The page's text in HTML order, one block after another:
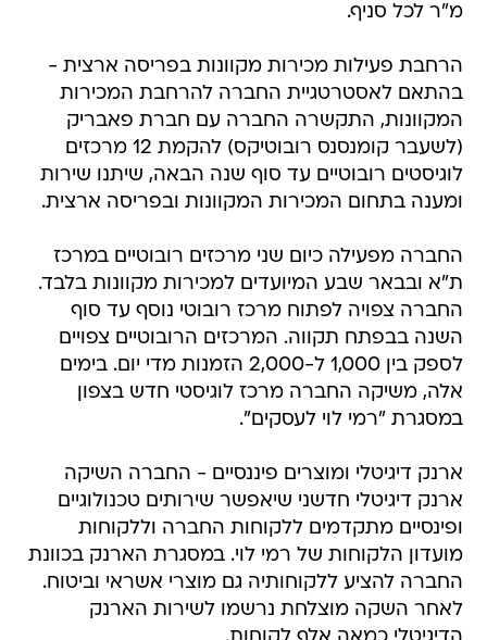
מ"ר לכל סניף.
הרחבת פעילות מכירות מקוונות בפריסה ארצית -
בהתאם לאסטרטגיית החברה להרחבת המכירות
המקוונות, התקשרה החברה עם חברת פאבריק
(לשעבר קומנסנס רובוטיקס) להקמת 12 מרכזים
לוגיסטים רובוטיים עד סוף שנה הבאה, שיתנו שירות
ומענה בתחום המכירות המקוונות ובפריסה ארצית.
החברה מפעילה כיום שני מרכזים רובוטיים במרכז
ת"א ובבאר שבע המיועדים למכירות מקוונות בלבד.
החברה צפויה לפתוח מרכז רובוטי נוסף עד סוף
השנה בבפתח תקווה. המרכזים הרובוטיים צפויים
לספק בין 1,000 ל-2,000 הזמנות מדי יום. בימים
אלה, משיקה החברה מרכז לוגיסטי חדש בצפון
במסגרת "רמי לוי לעסקים".
ארנק דיגיטלי ומוצרים פיננסיים - החברה השיקה
ארנק דיגיטלי חדשני שיאפשר שירותים טכנולוגיים
ופינסיים מתקדמים ללקוחות החברה וללקוחות
מועדון הלקוחות של רמי לוי. במסגרת הארנק בכוונת
החברה להציע ללקוחותיה גם מוצרי אשראי וביטוח.
לאחר השקה מוצלחת נרשמו לשירות הארנק